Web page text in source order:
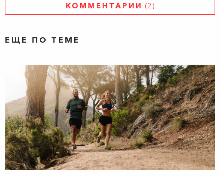
КОММЕНТАРИИ (2)
ЕЩЕ ПО ТЕМЕ